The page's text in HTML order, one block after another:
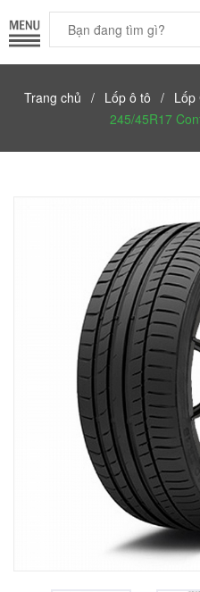
Trang chủ / Lốp ô tô / Lốp
245/45R17